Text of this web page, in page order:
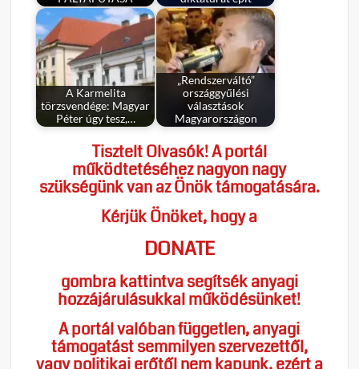
A Karmelita
törzsvendége: Magyar
Péter úgy tesz,…
„Rendszerváltó”
országgyűlési
választások
Magyarországon
Tisztelt Olvasók! A portál
működtetéséhez nagyon nagy
szükségünk van az Önök támogatására.
Kérjük Önöket, hogy a
DONATE
gombra kattintva segítsék anyagi
hozzájárulásukkal működésünket!
A portál valóban független, anyagi
támogatást semmilyen szervezettől,